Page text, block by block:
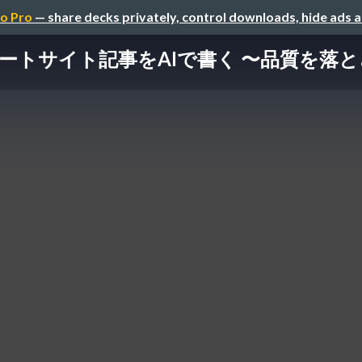
Pro — share decks privately, control downloads, hide ads
トサイト記事をAIで書く 〜品質を落